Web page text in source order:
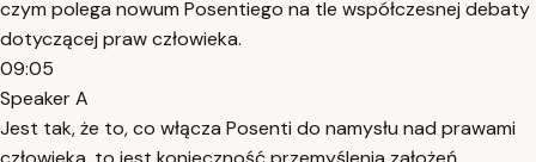
czym polega nowum Posentiego na tle współczesnej debaty
dotyczącej praw człowieka.
09:05
Speaker A
Jest tak, że to, co włącza Posenti do namysłu nad prawami